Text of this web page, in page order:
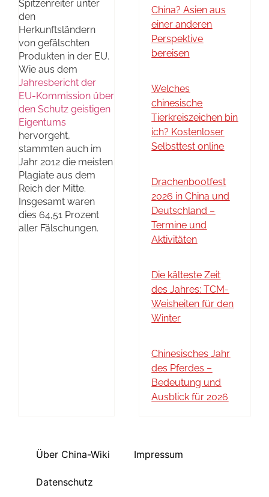
Spitzenreiter unter
den
Herkunftsländern
von gefälschten
Produkten in der EU.
Wie aus dem
Jahresbericht der
EU-Kommission über
den Schutz geistigen
Eigentums
hervorgeht,
stammten auch im
Jahr 2012 die meisten
Plagiate aus dem
Reich der Mitte.
Insgesamt waren
dies 64,51 Prozent
aller Fälschungen.
China? Asien aus
einer anderen
Perspektive
bereisen
Welches
chinesische
Tierkreiszeichen bin
ich? Kostenloser
Selbsttest online
Drachenbootfest
2026 in China und
Deutschland –
Termine und
Aktivitäten
Die kälteste Zeit
des Jahres: TCM-
Weisheiten für den
Winter
Chinesisches Jahr
des Pferdes –
Bedeutung und
Ausblick für 2026
Über China-Wiki Impressum
Datenschutz